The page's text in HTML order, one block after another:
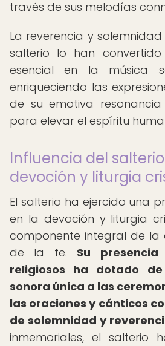
través de sus melodías
La reverencia y
salterio lo han
esencial en la música
enriqueciendo las
de su emotiva
para elevar el espíritu
Influencia del
devoción y liturgia
El salterio ha ejercido una
en la devoción y liturgia
componente integral de la
de la fe. Su
religiosos ha dotado
sonora única a las
las oraciones y cánticos
de solemnidad y
inmemoriales, el salterio